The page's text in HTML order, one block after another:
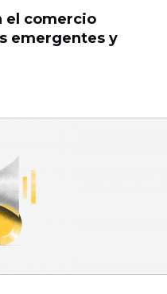
el comercio
emergentes y